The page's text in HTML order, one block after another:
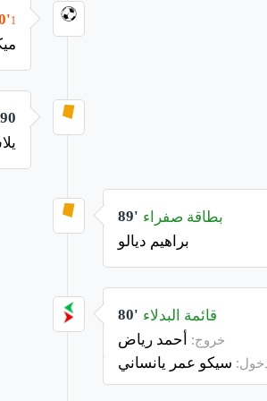
1
90'
89' بطاقة صفراء
براهيم ديالو
80' قائمة البدلاء
خروج: أحمد رياض
سيكو عمر يانساني